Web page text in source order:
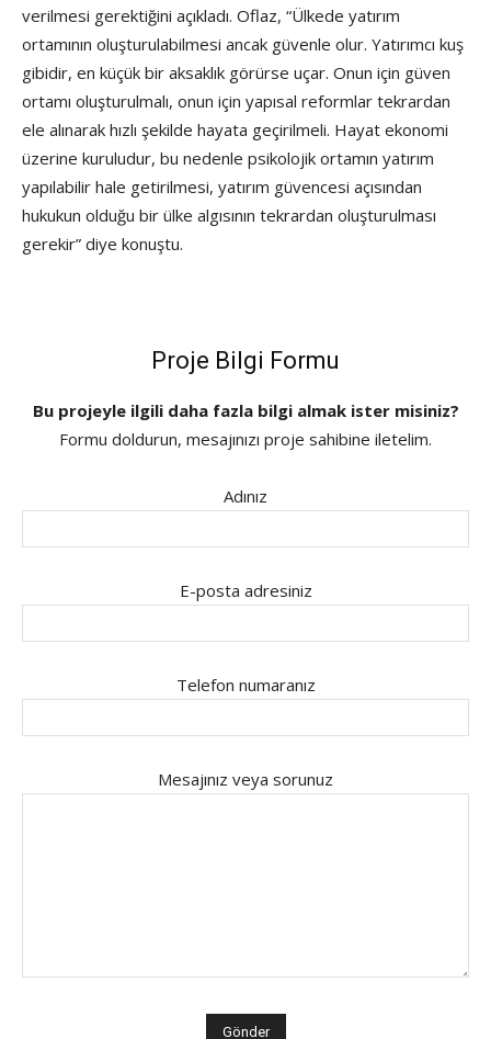
verilmesi gerektiğini açıkladı. Oflaz, “Ülkede yatırım
ortamının oluşturulabilmesi ancak güvenle olur. Yatırımcı kuş
gibidir, en küçük bir aksaklık görürse uçar. Onun için güven
ortamı oluşturulmalı, onun için yapısal reformlar tekrardan
ele alınarak hızlı şekilde hayata geçirilmeli. Hayat ekonomi
üzerine kuruludur, bu nedenle psikolojik ortamın yatırım
yapılabilir hale getirilmesi, yatırım güvencesi açısından
hukukun olduğu bir ülke algısının tekrardan oluşturulması
gerekir” diye konuştu.
Proje Bilgi Formu
Bu projeyle ilgili daha fazla bilgi almak ister misiniz?
Formu doldurun, mesajınızı proje sahibine iletelim.
Adınız
E-posta adresiniz
Telefon numaranız
Mesajınız veya sorunuz